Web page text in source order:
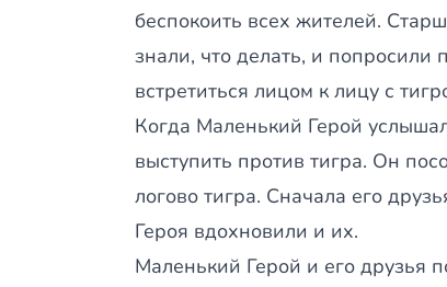
беспокоить всех жителей.
знали, что делать, и
встретиться лицом к лицу с
Когда Маленький Герой
выступить против тигра. Он
логово тигра. Сначала его
Героя вдохновили и их.
Маленький Герой и его друзья